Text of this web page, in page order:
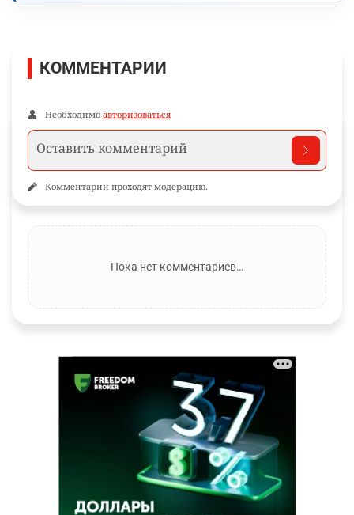
КОММЕНТАРИИ
Необходимо авторизоваться
Комментарии проходят модерацию.
Пока нет комментариев…